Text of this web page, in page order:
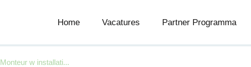
Home Vacatures Partner Programma
Monteur w installati...